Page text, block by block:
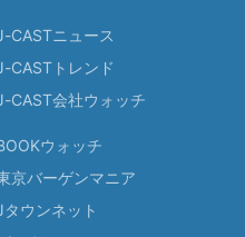
CASTニュース
CASTトレンド
CAST会社ウォッチ
ウォッチ
京バーゲンマニア
タウンネット